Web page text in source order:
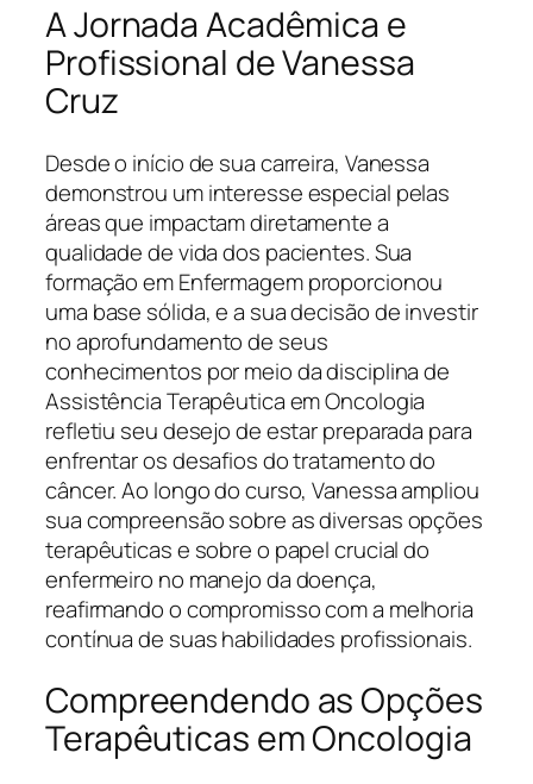
A Jornada Acadêmica e
Profissional de Vanessa
Cruz
Desde o início de sua carreira, Vanessa
demonstrou um interesse especial pelas
áreas que impactam diretamente a
qualidade de vida dos pacientes. Sua
formação em Enfermagem proporcionou
uma base sólida, e a sua decisão de investir
no aprofundamento de seus
conhecimentos por meio da disciplina de
Assistência Terapêutica em Oncologia
refletiu seu desejo de estar preparada para
enfrentar os desafios do tratamento do
câncer. Ao longo do curso, Vanessa ampliou
sua compreensão sobre as diversas opções
terapêuticas e sobre o papel crucial do
enfermeiro no manejo da doença,
reafirmando o compromisso com a melhoria
contínua de suas habilidades profissionais.
Compreendendo as Opções
Terapêuticas em Oncologia